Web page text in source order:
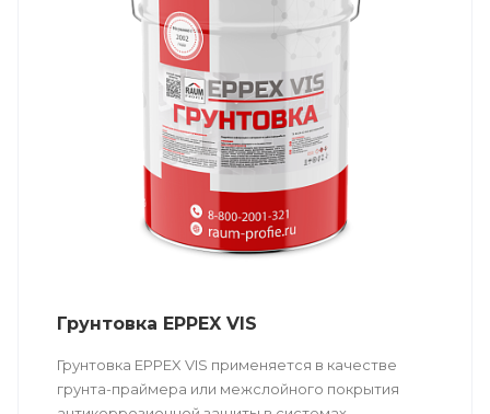
Грунтовка EPPEX VIS
Грунтовка EPPEX VIS применяется в качестве
грунта-праймера или межслойного покрытия